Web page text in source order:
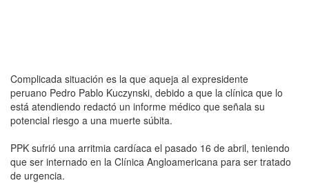
Complicada situación es la que aqueja al expresidente
peruano Pedro Pablo Kuczynski, debido a que la clínica que lo
está atendiendo redactó un informe médico que señala su
potencial riesgo a una muerte súbita.
PPK sufrió una arritmia cardíaca el pasado 16 de abril, teniendo
que ser internado en la Clínica Angloamericana para ser tratado
de urgencia.